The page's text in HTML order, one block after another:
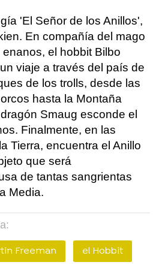
'El Señor de los Anillos',
En compañía del mago
el hobbit Bilbo
viaje a través del país de
de los trolls, desde las
hasta la Montaña
Smaug esconde el
Finalmente, en las
Tierra, encuentra el Anillo
que será
de tantas sangrientas
Media.
Freeman el Hobbit